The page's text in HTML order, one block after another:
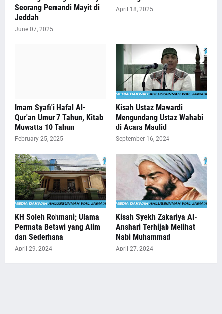
Seorang Pemandi Mayit di
Jeddah
June 07, 2025
April 18, 2025
Imam Syafi'i Hafal Al-
Qur'an Umur 7 Tahun, Kitab
Muwatta 10 Tahun
February 25, 2025
Kisah Ustaz Mawardi
Mengundang Ustaz Wahabi
di Acara Maulid
September 16, 2024
KH Soleh Rohmani; Ulama
Permata Betawi yang Alim
dan Sederhana
April 29, 2024
Kisah Syekh Zakariya Al-
Anshari Terhijab Melihat
Nabi Muhammad
April 27, 2024